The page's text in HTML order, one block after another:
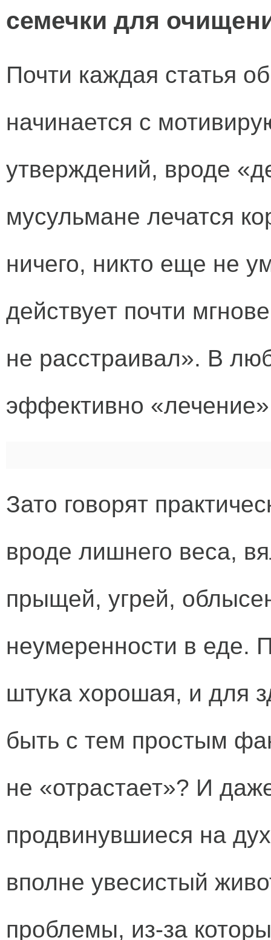
семечки для
Почти каждая статья
начинается с
утверждений, вроде
мусульмане лечатся
ничего, никто еще не
действует почти
не расстраивал». В
эффективно
Зато говорят
вроде лишнего веса,
прыщей, угрей,
неумеренности в еде.
штука хорошая, и для
быть с тем простым
не «отрастает»? И
продвинувшиеся на
вполне увесистый
проблемы, из-за